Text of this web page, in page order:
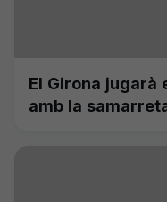
El Girona jugarà
amb la